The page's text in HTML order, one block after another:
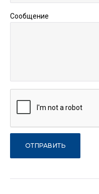
Сообщение